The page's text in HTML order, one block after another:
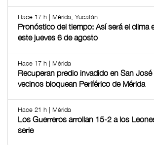
Hace 17 h | Mérida, Yucatán
Pronóstico del tiempo: Así será el clima
este jueves 6 de agosto
Hace 17 h | Mérida
Recuperan predio invadido en San José
vecinos bloquean Periférico de Mérida
Hace 21 h | Mérida
Los Guerreros arrollan 15-2 a los
serie